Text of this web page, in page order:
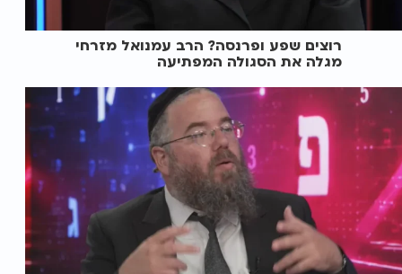
רוצים שפע ופרנסה? הרב עמנואל מזרחי
מגלה את הסגולה המפתיעה